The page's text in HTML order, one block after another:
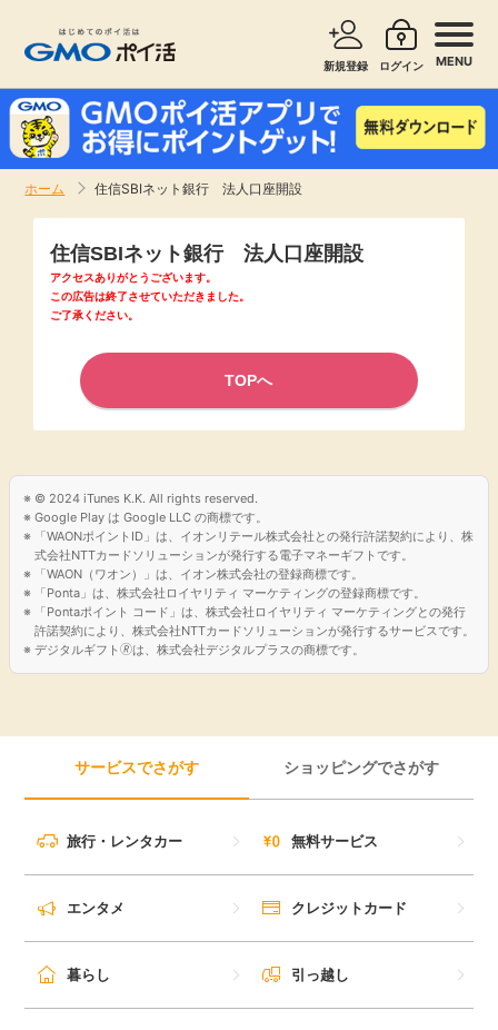
新規登録 ログイン MENU
ホーム 住信SBIネット銀行 法人口座開設
新着
即日還元
アンケート
ゲーム
買い物
サービスで探す ショッピングで探す
無料サービス
エンタメ
クレジットカード
暮らし
引っ越し
買取・査定
学び
美容・健康
月額有料サービス
住信SBIネット銀行 法人口座開設
アクセスありがとうございます。
この広告は終了させていただきました。
ご了承ください。
TOPへ
© 2024 iTunes K.K. All rights reserved.
Google Play は Google LLC の商標です。
「WAONポイントID」は、イオンリテール株式会社との発行許諾契約により、株
式会社NTTカードソリューションが発行する電子マネーギフトです。
「WAON（ワオン）」は、イオン株式会社の登録商標です。
「Ponta」は、株式会社ロイヤリティ マーケティングの登録商標です。
「Pontaポイント コード」は、株式会社ロイヤリティ マーケティングとの発行
許諾契約により、株式会社NTTカードソリューションが発行するサービスです。
デジタルギフト🄬は、株式会社デジタルプラスの商標です。
サービスでさがす ショッピングでさがす
旅行・レンタカー 無料サービス
エンタメ クレジットカード
暮らし 引っ越し